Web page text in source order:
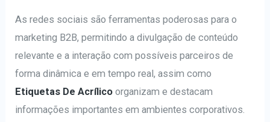
As redes sociais são ferramentas poderosas para o
marketing B2B, permitindo a divulgação de conteúdo
relevante e a interação com possíveis parceiros de
forma dinâmica e em tempo real, assim como
Etiquetas De Acrílico organizam e destacam
informações importantes em ambientes corporativos.